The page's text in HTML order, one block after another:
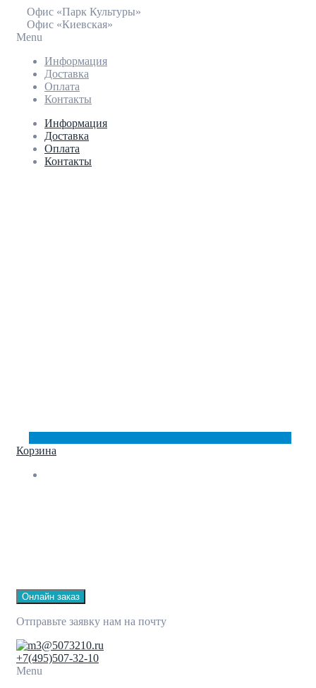
Офис «Парк Культуры»
Офис «Киевская»
Menu
Информация
Доставка
Оплата
Контакты
Информация
Доставка
Оплата
Контакты
Корзина
Онлайн заказ
Отправьте заявку нам на почту
3@5073210.ru
+7(495)507-32-10
Menu